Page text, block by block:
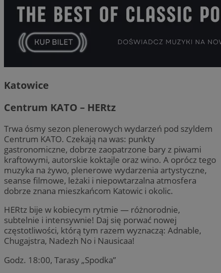
Katowice
Centrum KATO – HERtz
Trwa ósmy sezon plenerowych wydarzeń pod szyldem
Centrum KATO. Czekają na was: punkty
gastronomiczne, dobrze zaopatrzone bary z piwami
kraftowymi, autorskie koktajle oraz wino. A oprócz tego
muzyka na żywo, plenerowe wydarzenia artystyczne,
seanse filmowe, leżaki i niepowtarzalna atmosfera
dobrze znana mieszkańcom Katowic i okolic.
HERtz bije w kobiecym rytmie — różnorodnie,
subtelnie i intensywnie! Daj się porwać nowej
częstotliwości, którą tym razem wyznaczą: Adnable,
Chugajstra, Nadezh No i Nausicaa!
Godz. 18:00, Tarasy „Spodka”